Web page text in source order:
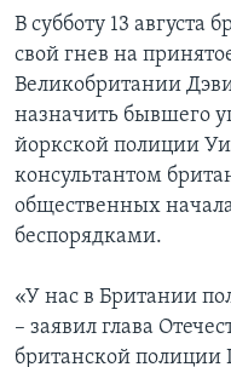
В субботу 13 августа
свой гнев на
Великобритании
назначить бывшего
йоркской полиции
консультантом
общественных
беспорядками.
«У нас в Британии
– заявил глава
британской полиции